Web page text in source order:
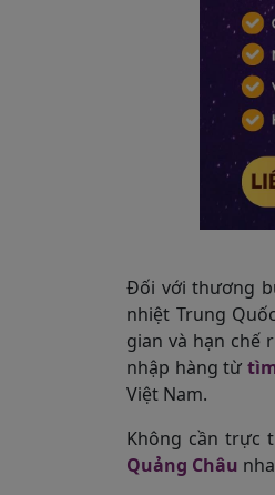
Đối với thương
nhiệt Trung
gian và hạn chế
nhập hàng từ
Việt Nam.
Không cần trực
Quảng Châu